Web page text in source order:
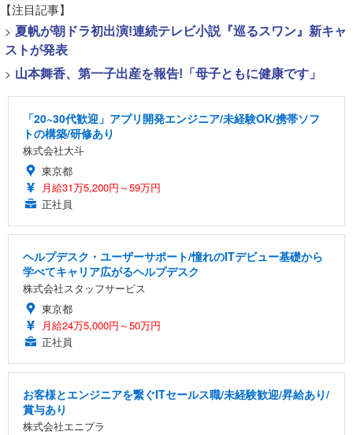
【注目記事】
> 夏帆が朝ドラ初出演!連続テレビ小説『巡るスワン』新キャ
ストが発表
> 山本舞香、第一子出産を報告!「母子ともに健康です」
「20~30代歓迎」アプリ開発エンジニア/未経験OK/携帯ソフ
トの構築/研修あり
株式会社大斗
東京都
月給31万5,200円～59万円
正社員
ヘルプデスク・ユーザーサポート/憧れのITデビュー基礎から
学べてキャリア広がるヘルプデスク
株式会社スタッフサービス
東京都
月給24万5,000円～50万円
正社員
お客様とエンジニアを繋ぐITセールス職/未経験歓迎/昇給あり/
賞与あり
株式会社エニプラ